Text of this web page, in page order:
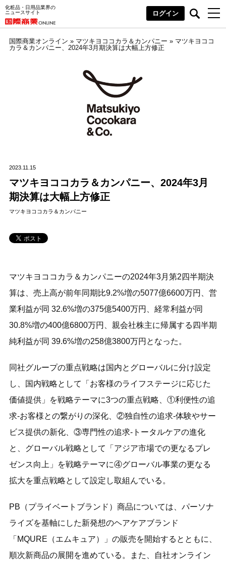
化粧品・日用品業界の
ニュースサイト
ログイン
国際商業オンライン » マツキヨココカラ＆カンパニー » マツキヨココ
カラ＆カンパニー、2024年3月期決算は大幅上方修正
2023.11.15
マツキヨココカラ＆カンパニー、2024年3月
期決算は大幅上方修正
マツキヨココカラ＆カンパニー
マツキヨココカラ＆カンパニーの2024年3月第2四半期決
算は、売上高が前年同期比9.2%増の5077億6600万円、営
業利益が同 32.6%増の375億5400万円、経常利益が同
30.8%増の400億6800万円、親会社株主に帰属する四半期
純利益が同 39.6%増の258億3800万円となった。
同社グループの重点戦略は国内とグローバルに分け設定
し、国内戦略として「お客様のライフステージに応じた
価値提供」を戦略テーマに3つの重点戦略、①利便性の追
求-お客様との繋がりの深化、②独自性の追求-体験やサー
ビス提供の新化、③専門性の追求-トータルケアの進化
と、グローバル戦略として「アジア市場での更なるプレ
ゼンス向上」を戦略テーマに④グローバル事業の更なる
拡大を重点戦略として設定し取組んでいる。
PB（プライベートブランド）商品については、パーソナ
ライズを基軸にした新発想のヘアケアブランド
「MQURE（エムキュア）」の販売を開始するとともに、
順次新商品の展開を進めている。また、自社オンライン